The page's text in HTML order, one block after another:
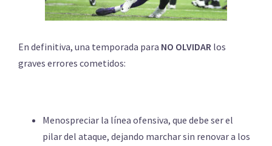
En definitiva, una temporada para NO OLVIDAR los
graves errores cometidos:
Menospreciar la línea ofensiva, que debe ser el
pilar del ataque, dejando marchar sin renovar a los